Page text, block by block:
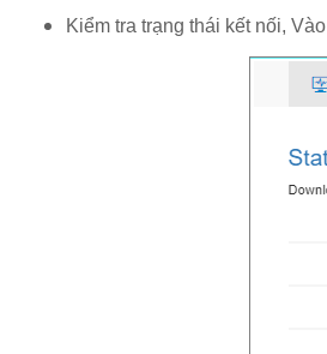
Kiểm tra trạng thái kết nối, Vào